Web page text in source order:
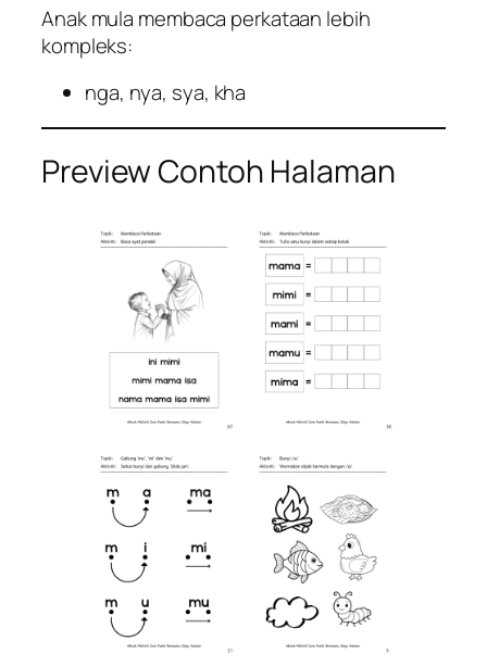
Anak mula membaca perkataan lebih
kompleks:
nga, nya, sya, kha
Preview Contoh Halaman